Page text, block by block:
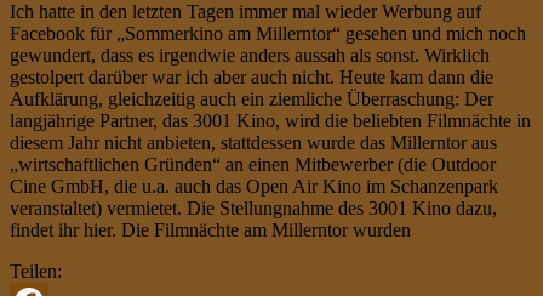
Ich hatte in den letzten Tagen immer mal wieder Werbung auf
Facebook für „Sommerkino am Millerntor“ gesehen und mich noch
gewundert, dass es irgendwie anders aussah als sonst. Wirklich
gestolpert darüber war ich aber auch nicht. Heute kam dann die
Aufklärung, gleichzeitig auch ein ziemliche Überraschung: Der
langjährige Partner, das 3001 Kino, wird die beliebten Filmnächte in
diesem Jahr nicht anbieten, stattdessen wurde das Millerntor aus
„wirtschaftlichen Gründen“ an einen Mitbewerber (die Outdoor
Cine GmbH, die u.a. auch das Open Air Kino im Schanzenpark
veranstaltet) vermietet. Die Stellungnahme des 3001 Kino dazu,
findet ihr hier. Die Filmnächte am Millerntor wurden
Teilen: